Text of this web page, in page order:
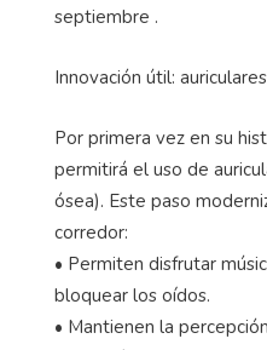
septiembre .
Innovación útil:
Por primera vez en su
permitirá el uso de
ósea). Este paso
corredor:
• Permiten disfrutar
bloquear los oídos.
• Mantienen la